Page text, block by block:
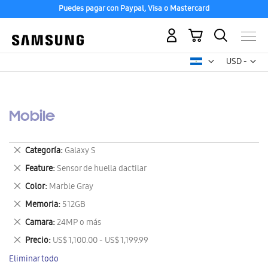
Puedes pagar con Paypal, Visa o Mastercard
USD -
dólar
Mi carrito
Mobile
Categoría Galaxy S
Eliminar
este
artículo
Feature Sensor de huella dactilar
Eliminar
este
artículo
Color Marble Gray
Eliminar
este
artículo
Memoria 512GB
Eliminar
este
artículo
Camara 24MP o más
Eliminar
este
artículo
Precio US$ 1,100.00 - US$ 1,199.99
Eliminar
este
artículo
Eliminar todo